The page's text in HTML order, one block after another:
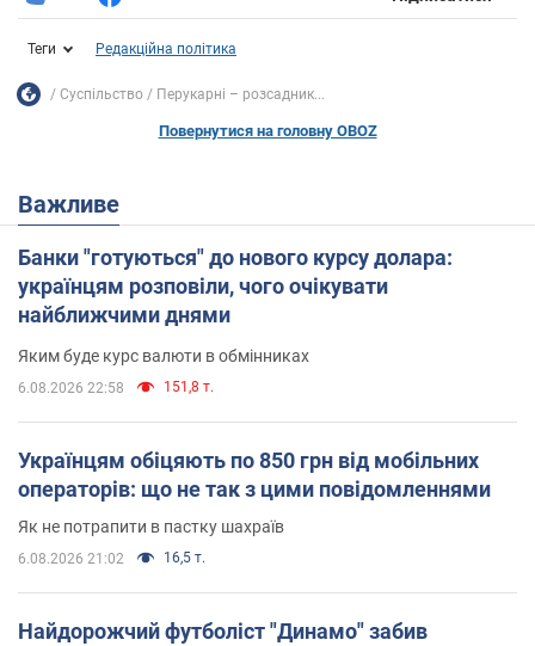
Теги Редакційна політика
Суспільство Перукарні – розсадник...
Повернутися на головну OBOZ
Важливе
Банки "готуються" до нового курсу долара:
українцям розповіли, чого очікувати
найближчими днями
Яким буде курс валюти в обмінниках
6.08.2026 22:58 151,8 т.
Українцям обіцяють по 850 грн від мобільних
операторів: що не так з цими повідомленнями
Як не потрапити в пастку шахраїв
6.08.2026 21:02 16,5 т.
Найдорожчий футболіст "Динамо" забив